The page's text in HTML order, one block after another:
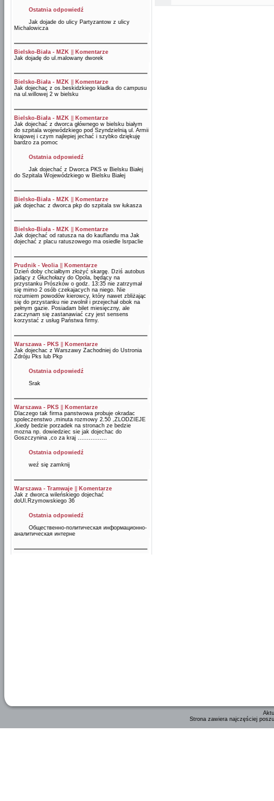
Ostatnia odpowiedź
Jak dojade do ulicy Partyzantow z ulicy
Michalowicza
Bielsko-Biała - MZK
Komentarze
Jak dojadę do ul.malowany dworek
Bielsko-Biała - MZK
Komentarze
Jak dojechaç z os.beskidzkiego kładka do campusu
na ul.willowej 2 w bielsku
Bielsko-Biała - MZK
Komentarze
Jak dojechać z dworca głównego w bielsku białym
do szpitala wojewódzkiego pod Szyndzielnią ul. Armii
krajowej i czym najlepiej jechać i szybko dziękuję
bardzo za pomoc
Ostatnia odpowiedź
Jak dojechać z Dworca PKS w Bielsku Białej
do Szpitala Wojewódzkiego w Bielsku Białej
Bielsko-Biała - MZK
Komentarze
jak dojechac z dworca pkp do szpitala sw łukasza
Bielsko-Biała - MZK
Komentarze
Jak dojechać od ratusza na do kauflandu ma Jak
dojechać z placu ratuszowego ma osiedle lsrpaclie
Prudnik - Veolia
Komentarze
Dzień doby chciałbym złożyć skargę. Dziś autobus
jadący z Głuchołazy do Opola, będący na
przystanku Prószków o godz. 13:35 nie zatrzymał
się mimo 2 osób czekajacych na niego. Nie
rozumiem powodów kierowcy, który nawet zbliżając
się do przystanku nie zwolnił i przejechał obok na
pełnym gazie. Posiadam bilet miesięczny, ale
zaczynam się zastanawiać czy jest sensens
korzystać z usług Państwa firmy.
Warszawa - PKS
Komentarze
Jak dojechac z Warszawy Zachodniej do Ustronia
Zdróju Pks lub Pkp
Ostatnia odpowiedź
Srak
Warszawa - PKS
Komentarze
Dlaczego tak firma panstwowa probuje okradac
spoleczenstwo ,minuta rozmowy 2.50 ,ZLODZIEJE
,kiedy bedzie porzadek na stronach ze bedzie
mozna np. dowiedziec sie jak dojechac do
Goszczynina ,co za kraj ................
Ostatnia odpowiedź
weź się zamknij
Warszawa - Tramwaje
Komentarze
Jak z dworca wileńskiego dojechać
doUl.Rzymowskiego 36
Ostatnia odpowiedź
Общественно-политическая информационно-
аналитическая интерне
Strona zawiera najczęściej